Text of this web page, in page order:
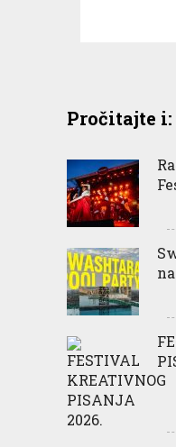
Pročitajte i: